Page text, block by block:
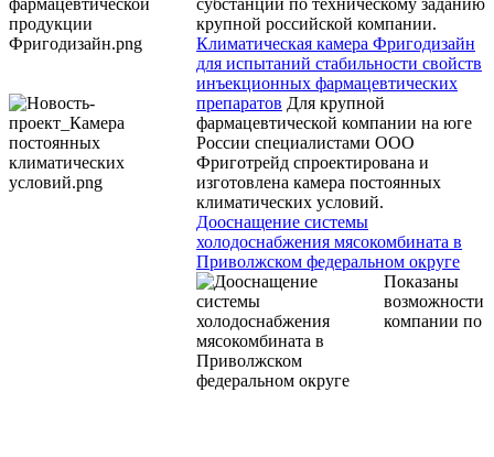
крупной российской компании.
Климатическая камера Фригодизайн
для испытаний стабильности свойств
инъекционных фармацевтических
препаратов Для крупной
фармацевтической компании на юге
России специалистами ООО
Фриготрейд спроектирована и
изготовлена камера постоянных
климатических условий.
Дооснащение системы
холодоснабжения мясокомбината в
Приволжском федеральном округе
Показаны
возможности
компании по